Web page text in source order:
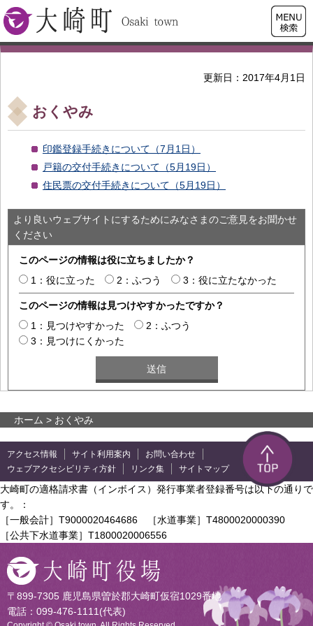
大崎町
検索・
共通メ
ニュー
更新日：2017年4月1日
おくやみ
印鑑登録手続きについて（7月1日）
戸籍の交付手続きについて（5月19日）
住民票の交付手続きについて（5月19日）
より良いウェブサイトにするためにみなさまのご意見をお聞かせ
ください
このページの情報は役に立ちましたか？
1：役に立った
2：ふつう 3：役に立たなかった
このページの情報は見つけやすかったですか？
1：見つけやすかった
2：ふつう
3：見つけにくかった
ホーム > おくやみ
アクセス情報 サイト利用案内
お問い合わせ
ウェブアクセシビリティ方針
リンク集 サイトマップ
大崎町の適格請求書（インボイス）発行事業者登録番号は以下の通りで
す。：
［一般会計］T9000020464686 ［水道事業］T4800020000390
［公共下水道事業］T1800020006556
〒899-7305 鹿児島県曽於郡大崎町仮宿1029番地
電話：099-476-1111(代表)